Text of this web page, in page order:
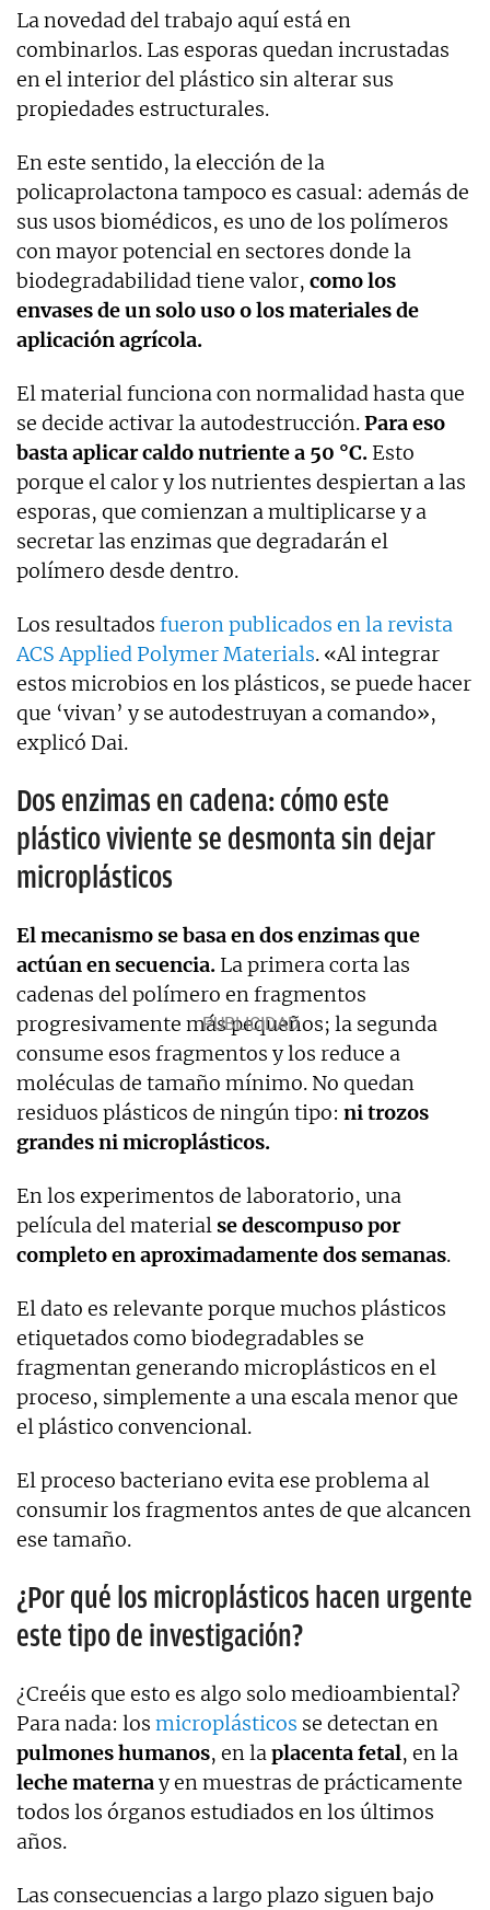
La novedad del trabajo aquí está en
combinarlos. Las esporas quedan incrustadas
en el interior del plástico sin alterar sus
propiedades estructurales.
En este sentido, la elección de la
policaprolactona tampoco es casual: además de
sus usos biomédicos, es uno de los polímeros
con mayor potencial en sectores donde la
biodegradabilidad tiene valor, como los
envases de un solo uso o los materiales de
aplicación agrícola.
El material funciona con normalidad hasta que
se decide activar la autodestrucción.Para eso
basta aplicar caldo nutriente a 50 °C. Esto
porque el calor y los nutrientes despiertan a las
esporas, que comienzan a multiplicarse y a
secretar las enzimas que degradarán el
polímero desde dentro.
Los resultados fueron publicados en la revista
ACS Applied Polymer Materials. «Al integrar
estos microbios en los plásticos, se puede hacer
que ‘vivan’ y se autodestruyan a comando»,
explicó Dai.
Dos enzimas en cadena: cómo este
plástico viviente se desmonta sin dejar
microplásticos
El mecanismo se basa en dos enzimas que
actúan en secuencia. La primera corta las
cadenas del polímero en fragmentos
progresivamente más pequeños; la segunda
consume esos fragmentos y los reduce a
moléculas de tamaño mínimo. No quedan
residuos plásticos de ningún tipo: ni trozos
grandes ni microplásticos.
En los experimentos de laboratorio, una
película del materialse descompuso por
completo en aproximadamente dos semanas.
El dato es relevante porque muchos plásticos
etiquetados como biodegradables se
fragmentan generando microplásticos en el
proceso, simplemente a una escala menor que
el plástico convencional.
El proceso bacteriano evita ese problema al
consumir los fragmentos antes de que alcancen
ese tamaño.
¿Por qué los microplásticos hacen urgente
este tipo de investigación?
¿Creéis que esto es algo solo medioambiental?
Para nada: los microplásticos se detectan en
pulmones humanos, en laplacentafetal, en la
lechematernay en muestras de prácticamente
todos los órganos estudiados en los últimos
años.
Las consecuencias a largo plazo siguen bajo